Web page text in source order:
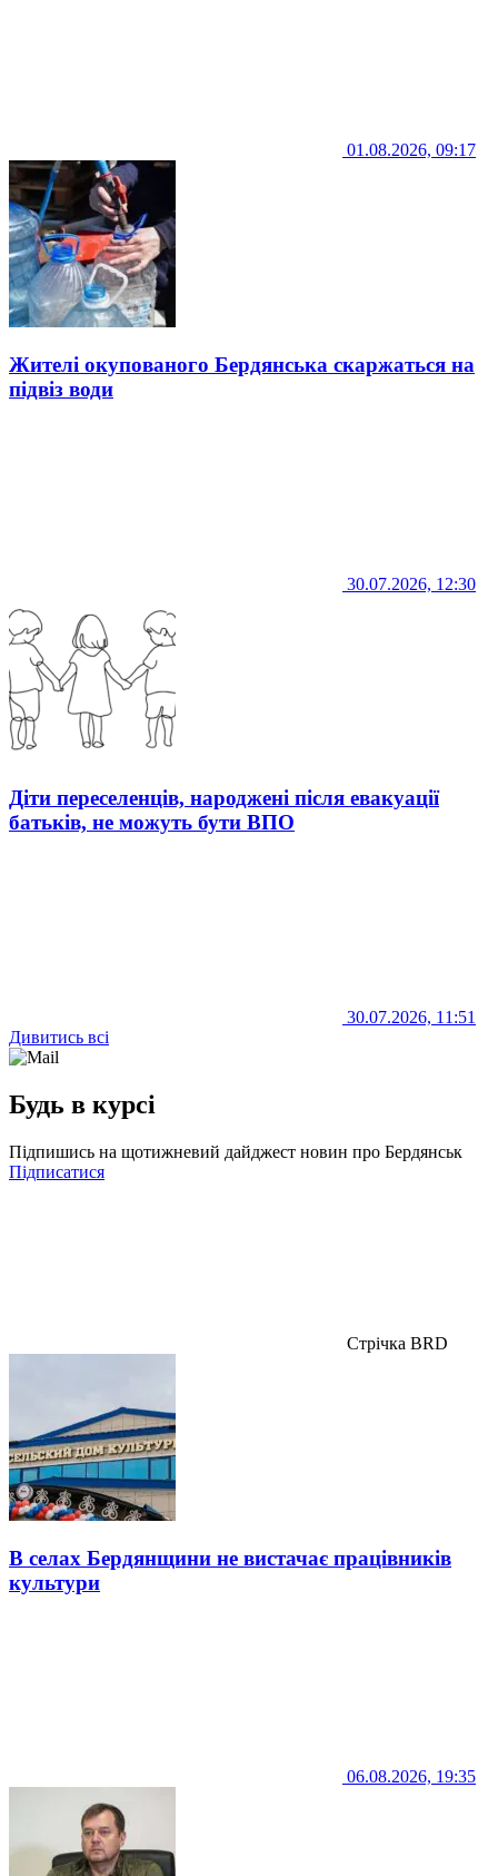
01.08.2026, 09:17
Жителі окупованого Бердянська скаржаться на
підвіз води
30.07.2026, 12:30
Діти переселенців, народжені після евакуації
батьків, не можуть бути ВПО
30.07.2026, 11:51
Дивитись всі
Будь в курсі
Підпишись на щотижневий дайджест новин про Бердянськ
Підписатися
Стрічка BRD
В селах Бердянщини не вистачає працівників
культури
06.08.2026, 19:35